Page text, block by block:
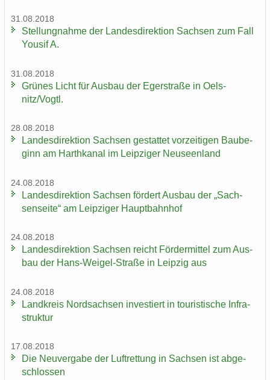
31.08.2018
Stel­lung­nah­me der Lan­des­di­rek­ti­on Sach­sen zum Fall
You­sif A.
31.08.2018
Grü­nes Licht für Aus­bau der Eger­stra­ße in Oels­
nitz/Vogtl.
28.08.2018
Lan­des­di­rek­ti­on Sach­sen ge­stat­tet vor­zei­ti­gen Bau­be­
ginn am Harth­ka­nal im Leip­zi­ger Neu­seen­land
24.08.2018
Lan­des­di­rek­ti­on Sach­sen för­dert Aus­bau der „Sach­
sen­sei­te“ am Leip­zi­ger Haupt­bahn­hof
24.08.2018
Lan­des­di­rek­ti­on Sach­sen reicht För­der­mit­tel zum Aus­
bau der Hans-​Weigel-Straße in Leip­zig aus
24.08.2018
Land­kreis Nord­sach­sen in­ves­tiert in tou­ris­ti­sche In­fra­
struk­tur
17.08.2018
Die Neu­ver­ga­be der Luft­ret­tung in Sach­sen ist ab­ge­
schlos­sen